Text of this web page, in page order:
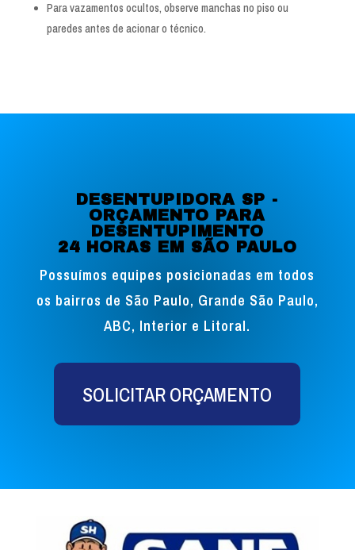
Para vazamentos ocultos, observe manchas no piso ou
paredes antes de acionar o técnico.
DESENTUPIDORA SP -
ORÇAMENTO PARA
DESENTUPIMENTO
24 HORAS EM SÃO PAULO
Possuímos equipes posicionadas em todos
os bairros de São Paulo, Grande São Paulo,
ABC, Interior e Litoral.
SOLICITAR ORÇAMENTO